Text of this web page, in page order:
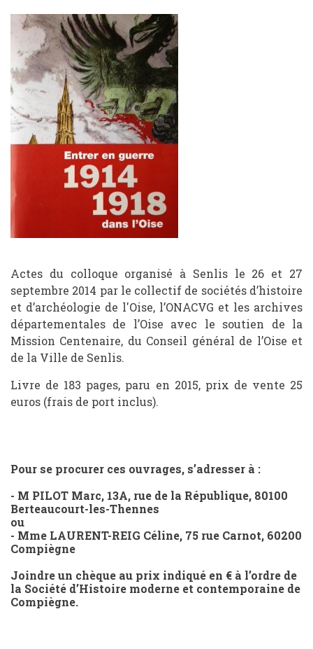
Actes du colloque organisé à Senlis le 26 et 27
septembre 2014 par le collectif de sociétés d’histoire
et d’archéologie de l'Oise, l’ONACVG et les archives
départementales de l’Oise avec le soutien de la
Mission Centenaire, du Conseil général de l’Oise et
de la Ville de Senlis.
Livre de 183 pages, paru en 2015, prix de vente 25
euros (frais de port inclus).
Pour se procurer ces ouvrages, s’adresser à :
- M PILOT Marc, 13A, rue de la République, 80100
Berteaucourt-les-Thennes
ou
- Mme LAURENT-REIG Céline, 75 rue Carnot, 60200
Compiègne
Joindre un chèque au prix indiqué en € à l’ordre de
la Société d’Histoire moderne et contemporaine de
Compiègne.